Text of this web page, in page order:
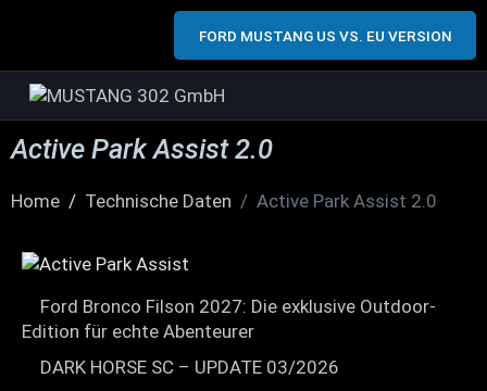
FORD MUSTANG US VS. EU VERSION
Active Park Assist 2.0
Home Technische Daten Active Park Assist 2.0
Ford Bronco Filson 2027: Die exklusive Outdoor-
Edition für echte Abenteurer
DARK HORSE SC – UPDATE 03/2026